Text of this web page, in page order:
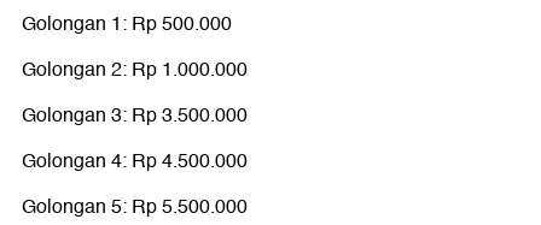
Golongan 1: Rp 500.000
Golongan 2: Rp 1.000.000
Golongan 3: Rp 3.500.000
Golongan 4: Rp 4.500.000
Golongan 5: Rp 5.500.000